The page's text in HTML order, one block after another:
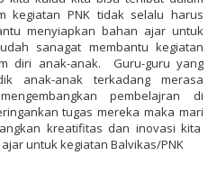
kegiatan PNK tidak selalu harus
menyiapkan bahan ajar untuk
sanagat membantu kegiatan
diri anak-anak. Guru-guru yang
anak-anak terkadang merasa
pembelajran di
tugas mereka maka mari
kreatifitas dan inovasi kita
untuk kegiatan Balvikas/PNK